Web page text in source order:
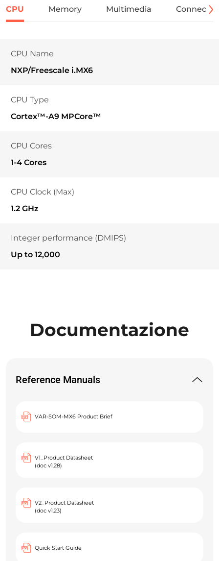
CPU Memory Multimedia
CPU Name
NXP/Freescale i.MX6
CPU Type
Cortex™-A9 MPCore™
CPU Cores
1-4 Cores
CPU Clock (Max)
1.2 GHz
Integer performance (DMIPS)
Up to 12,000
Documentazione
Reference Manuals
VAR-SOM-MX6 Product Brief
V1_Product Datasheet
(doc v1.28)
V2_Product Datasheet
(doc v1.23)
Quick Start Guide